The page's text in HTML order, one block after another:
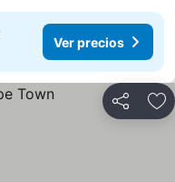
Ver precios
Compartir